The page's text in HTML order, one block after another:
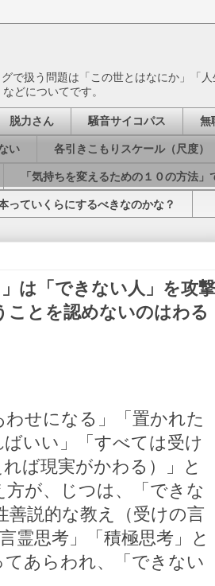
で扱う問題は「この世とはなにか」「
どについてです。
脱力さん 騒音サイコパス 無
い 各引きこもりスケール（尺度）
「気持ちを変えるための１０の方法
っていくらにするべきなのかな？
は「できない人」を攻撃
とを認めないのはわる
せになる」「置かれた
いい」「すべては受け
ば現実がかわる）」と
が、じつは、「できな
善説的な教え（受けの言
霊思考」「積極思考」と
あらわれ、「できない